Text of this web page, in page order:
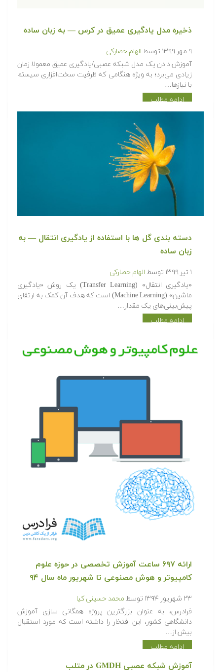
ذخیره مدل یادگیری عمیق در کرس — به زبان ساده
۹ مهر ۱۳۹۹ توسط الهام حصارکی
آموزش دادن یک مدل شبکه عصبی/یادگیری عمیق معمولا زمان
زیادی می‌برد؛ به ویژه هنگامی که ظرفیت سخت‌افزاری سیستم
با نیازها…
ادامه مطلب
دسته بندی گل ها با استفاده از یادگیری انتقال — به
زبان ساده
۱ تیر ۱۳۹۹ توسط الهام حصارکی
«یادگیری انتقال» (Transfer Learning) یک روش «یادگیری
ماشین» (Machine Learning) است که هدف آن کمک به ارتقای
پیش‌بینی‌های یک مقدار…
ادامه مطلب
ارائه ۶۹۷ ساعت آموزش تخصصی در حوزه علوم
کامپیوتر و هوش مصنوعی تا شهریور ماه سال ۹۴
۲۳ شهریور ۱۳۹۴ توسط محمد حسینی کیا
فرادرس، به عنوان بزرگترین پروژه همگانی سازی آموزش
دانشگاهی کشور، این افتخار را داشته است که مورد استقبال
بیش از…
ادامه مطلب
آموزش شبکه عصبی GMDH در متلب